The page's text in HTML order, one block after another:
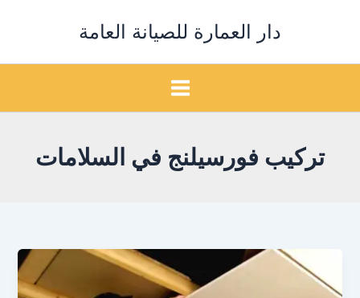
دار العمارة للصيانة العامة
تركيب فورسيلنج في السلامات